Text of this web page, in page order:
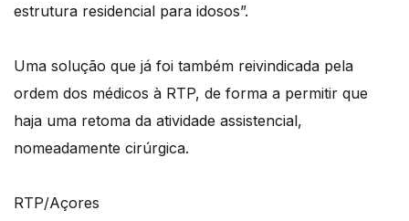
estrutura residencial para idosos”.
Uma solução que já foi também reivindicada pela
ordem dos médicos à RTP, de forma a permitir que
haja uma retoma da atividade assistencial,
nomeadamente cirúrgica.
RTP/Açores